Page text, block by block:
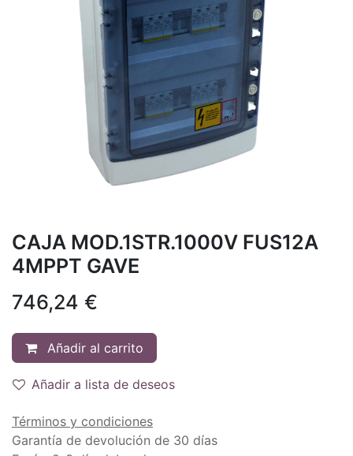
CAJA MOD.1STR.1000V FUS12A
4MPPT GAVE
746,24 €
Añadir al carrito
Añadir a lista de deseos
Términos y condiciones
Garantía de devolución de 30 días